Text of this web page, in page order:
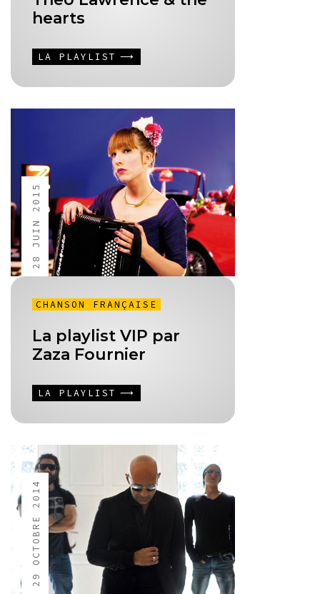
hearts
LA PLAYLIST
28 JUIN 2015
CHANSON FRANÇAISE
La playlist VIP par
Zaza Fournier
LA PLAYLIST
29 OCTOBRE 2014